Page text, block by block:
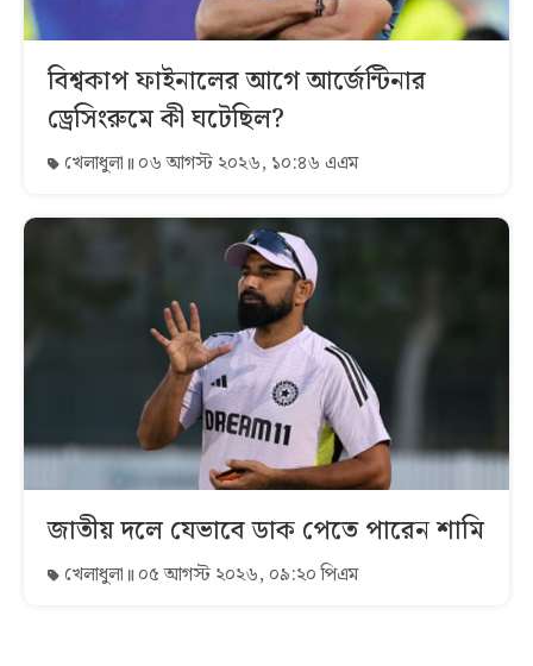
বিশ্বকাপ ফাইনালের আগে আর্জেন্টিনার
ড্রেসিংরুমে কী ঘটেছিল?
খেলাধুলা ০৬ আগস্ট ২০২৬, ১০:৪৬ এএম
জাতীয় দলে যেভাবে ডাক পেতে পারেন শামি
খেলাধুলা ০৫ আগস্ট ২০২৬, ০৯:২০ পিএম